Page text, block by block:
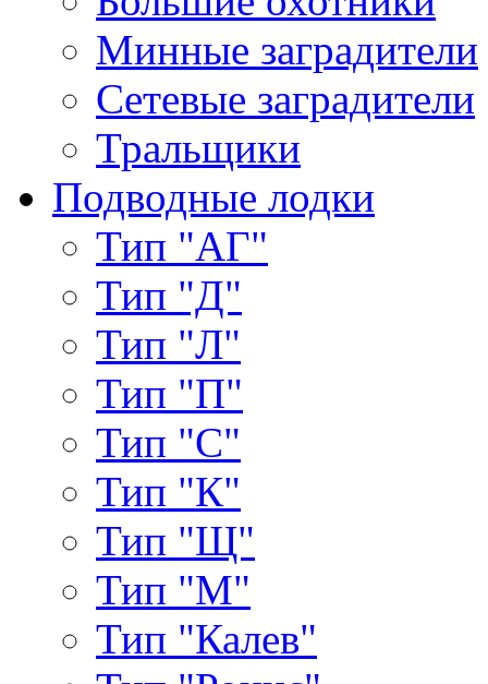
Минные заградители
Сетевые заградители
Тральщики
Подводные лодки
Тип "АГ"
Тип "Д"
Тип "Л"
Тип "П"
Тип "С"
Тип "К"
Тип "Щ"
Тип "М"
Тип "Калев"